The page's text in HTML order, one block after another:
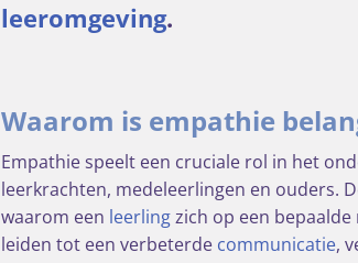
leeromgeving.
Waarom is empathie
Empathie speelt een cruciale rol in het
leerkrachten, medeleerlingen en ouders.
waarom een leerlingzich op een
leiden tot een verbeterde communicatie,